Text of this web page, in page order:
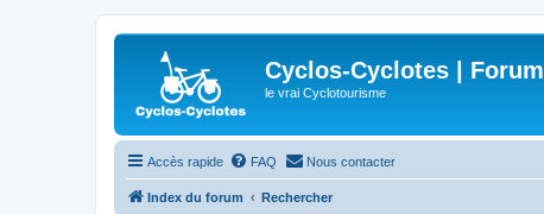
Cyclos-Cyclotes | Forum
le vrai Cyclotourisme
Accès rapide FAQ Nous contacter
Index du forum Rechercher